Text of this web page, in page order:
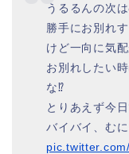
うるるんの次
勝手にお別れ
けど一向に気
お別れしたい
な⁉️
とりあえず今
バイバイ、む